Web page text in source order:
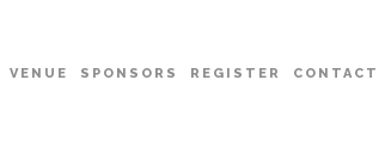
VENUE SPONSORS REGISTER CONTACT